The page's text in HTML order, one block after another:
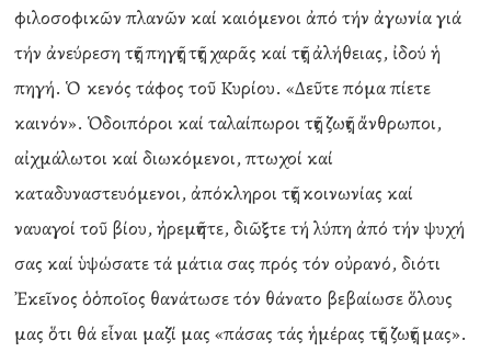
φιλοσοφικῶν πλανῶν καί καιόμενοι ἀπό τήν ἀγωνία γιά
τήν ἀνεύρεση τῆς πηγῆς τῆς χαρᾶς καί τῆς ἀλήθειας, ἰδού ἡ
πηγή. Ὁ κενός τάφος τοῦ Κυρίου. «Δεῦτε πόμα πίετε
καινόν». Ὁδοιπόροι καί ταλαίπωροι τῆς ζωῆς ἄνθρωποι,
αἰχμάλωτοι καί διωκόμενοι, πτωχοί καί
καταδυναστευόμενοι, ἀπόκληροι τῆς κοινωνίας καί
ναυαγοί τοῦ βίου, ἠρεμῆστε, διῶξτε τή λύπη ἀπό τήν ψυχή
σας καί ὑψώσατε τά μάτια σας πρός τόν οὐρανό, διότι
Ἐκεῖνος ὁὁποῖος θανάτωσε τόν θάνατο βεβαίωσε ὅλους
μας ὅτι θά εἶναι μαζί μας «πάσας τάς ἡμέρας τῆς ζωῆς μας».